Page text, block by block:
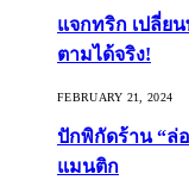
แจกทริก เปลี่ย
ตามได้จริง!
FEBRUARY 21, 2024
ปักพิกัดร้าน “ล่
แมนติก